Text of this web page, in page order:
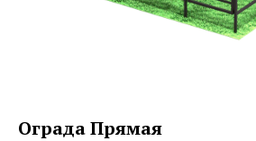
Ограда Прямая